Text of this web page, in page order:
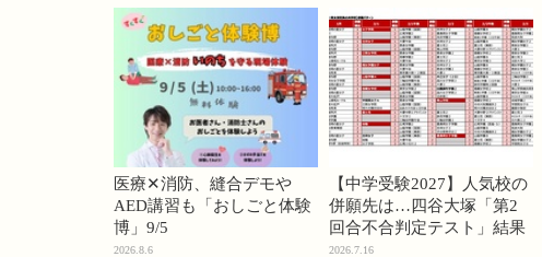
医療✕消防、縫合デモや
AED講習も「おしごと体験
博」9/5
2026.8.6
【中学受験2027】人気校の
併願先は…四谷大塚「第2
回合不合判定テスト」結果
2026.7.16